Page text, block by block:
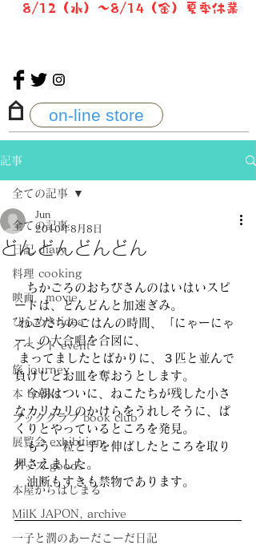
8/12（水）〜8/14（金）夏季休業
on-line store
記事
全ての記事
日記 diary
料理 cooking
映画 movie
ひらめき idea
イベント event
旅 journey
本 books
ブッククラブ book club
展覧会 exhibition
グッズ goods
本屋からはじまる
MilK JAPON, archive
一子と潤のあーだこーだ日記
全ての記事
どんどんどんどん
Jun
2010年8月8日
ちかごろのおちびさんのはいはいスピ
ードは、どんどんと加速ぎみ。
ねこたちのごはんの時間、「にゃーにゃ
ー」の大合唱を合図に、
負けじとお皿を奪おうとします。
今朝はついに、ねこたちが残した小さ
なカリカリのかけらをうれしそうに、ぱ
くりとやっているところを発見。
もう一粒と手を伸ばしたところを取り
押さえました。
油断もすきも禁物であります。